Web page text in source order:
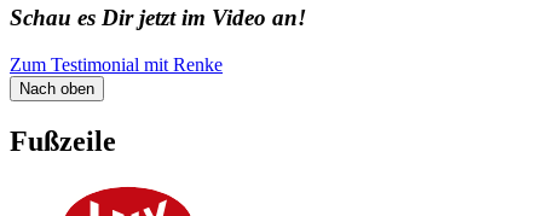
Schau es Dir jetzt im Video an!
Zum Testimonial mit Renke
Nach oben
Fußzeile